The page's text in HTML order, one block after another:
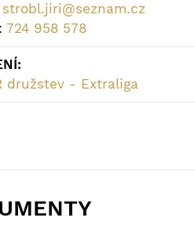
strobl.jiri@seznam.cz
724 958 578
družstev - Extraliga